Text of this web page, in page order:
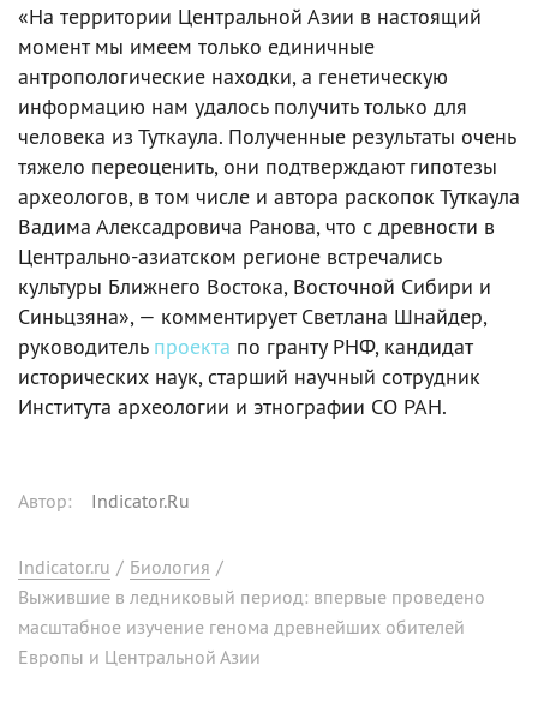
«На территории Центральной Азии в настоящий
момент мы имеем только единичные
антропологические находки, а генетическую
информацию нам удалось получить только для
человека из Туткаула. Полученные результаты очень
тяжело переоценить, они подтверждают гипотезы
археологов, в том числе и автора раскопок Туткаула
Вадима Алексадровича Ранова, что с древности в
Центрально-азиатском регионе встречались
культуры Ближнего Востока, Восточной Сибири и
Синьцзяна», — комментирует Светлана Шнайдер,
руководитель проекта по гранту РНФ, кандидат
исторических наук, старший научный сотрудник
Института археологии и этнографии СО РАН.
Автор: Indicator.Ru
Indicator.ru / Биология /
Выжившие в ледниковый период: впервые проведено
масштабное изучение генома древнейших обителей
Европы и Центральной Азии